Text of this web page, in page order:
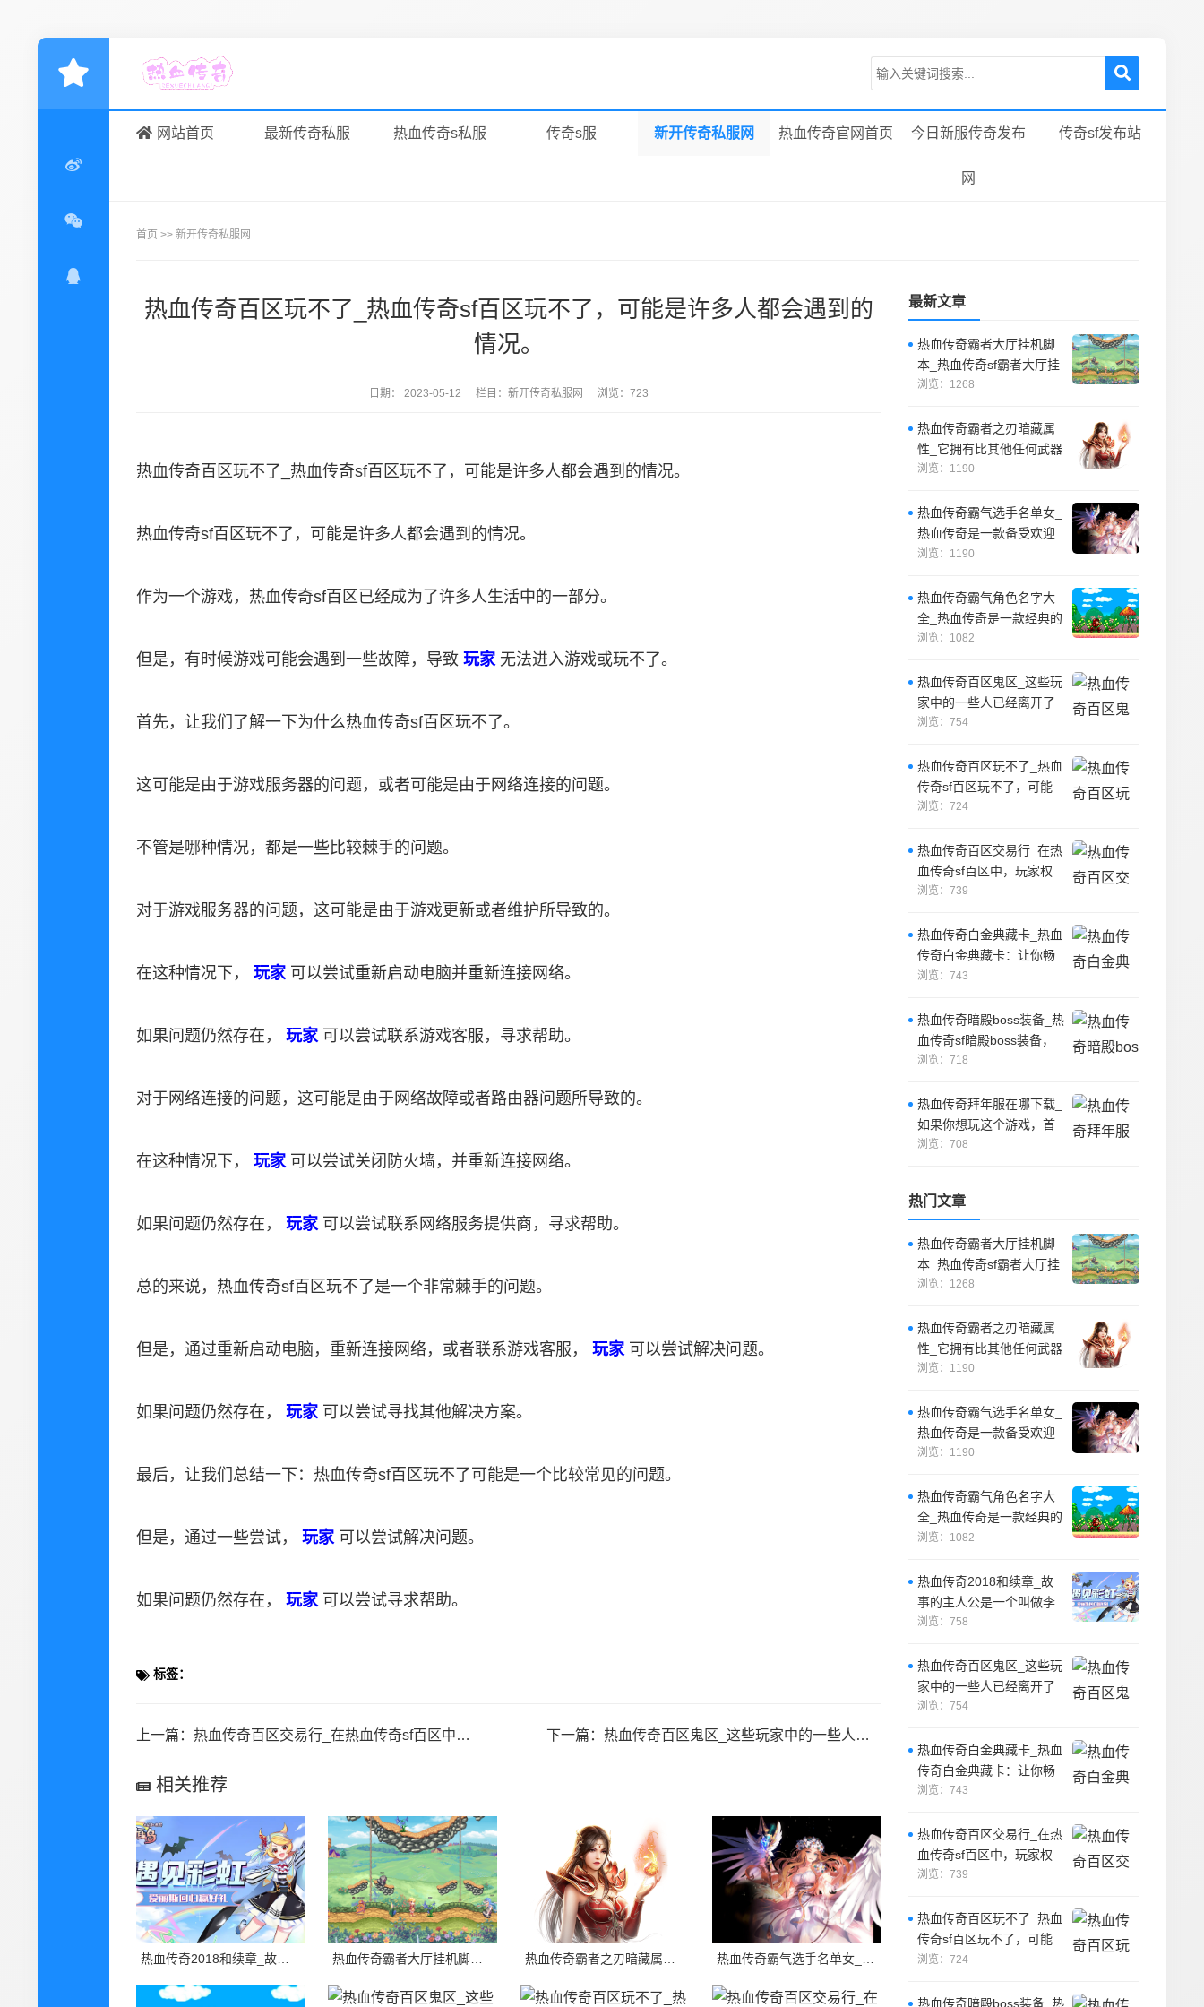
网站首页 最新传奇私服 热血传奇s私服 传奇s服 新开传奇私服网 热血传奇官网首页 今日新服传奇发布
网
传奇sf发布站
首页 >> 新开传奇私服网
热血传奇百区玩不了_热血传奇sf百区玩不了，可能是许多人都会遇到的
情况。
日期：2023-05-12 栏目：新开传奇私服网 浏览：723
热血传奇百区玩不了_热血传奇sf百区玩不了，可能是许多人都会遇到的情况。
热血传奇sf百区玩不了，可能是许多人都会遇到的情况。
作为一个游戏，热血传奇sf百区已经成为了许多人生活中的一部分。
但是，有时候游戏可能会遇到一些故障，导致 玩家 无法进入游戏或玩不了。
首先，让我们了解一下为什么热血传奇sf百区玩不了。
这可能是由于游戏服务器的问题，或者可能是由于网络连接的问题。
不管是哪种情况，都是一些比较棘手的问题。
对于游戏服务器的问题，这可能是由于游戏更新或者维护所导致的。
在这种情况下， 玩家 可以尝试重新启动电脑并重新连接网络。
如果问题仍然存在， 玩家 可以尝试联系游戏客服，寻求帮助。
对于网络连接的问题，这可能是由于网络故障或者路由器问题所导致的。
在这种情况下， 玩家 可以尝试关闭防火墙，并重新连接网络。
如果问题仍然存在， 玩家 可以尝试联系网络服务提供商，寻求帮助。
总的来说，热血传奇sf百区玩不了是一个非常棘手的问题。
但是，通过重新启动电脑，重新连接网络，或者联系游戏客服， 玩家 可以尝试解决问题。
如果问题仍然存在， 玩家 可以尝试寻找其他解决方案。
最后，让我们总结一下：热血传奇sf百区玩不了可能是一个比较常见的问题。
但是，通过一些尝试， 玩家 可以尝试解决问题。
如果问题仍然存在， 玩家 可以尝试寻求帮助。
标签：
上一篇： 热血传奇百区交易行_在热血传奇sf百区中，玩家权益需要得到充分保护。 下一篇： 热血传奇百区鬼区_这些玩家中的一些人已经离开了游戏，去寻找新的挑战和机会。
相关推荐
最新文章
热血传奇霸者大厅挂机脚
本_热血传奇sf霸者大厅挂
机脚本是一种自动战斗脚
浏览：1268
热血传奇霸者之刃暗藏属
性_它拥有比其他任何武器
更高的攻击力，初始重量
浏览：1190
热血传奇霸气选手名单女_
热血传奇是一款备受欢迎
的游戏，游戏中有许多优
浏览：1190
热血传奇霸气角色名字大
全_热血传奇是一款经典的
网络游戏，游戏中有许多
浏览：1082
热血传奇百区鬼区_这些玩
家中的一些人已经离开了
游戏，去寻找新的挑战和
浏览：754
热血传奇百区玩不了_热血
传奇sf百区玩不了，可能
是许多人都会遇到的情
浏览：724
热血传奇百区交易行_在热
血传奇sf百区中，玩家权
益需要得到充分保护。
浏览：739
热血传奇白金典藏卡_热血
传奇白金典藏卡：让你畅
玩传奇世界！
浏览：743
热血传奇暗殿boss装备_热
血传奇sf暗殿boss装备，
是游戏中非常令人期待的
浏览：718
热血传奇拜年服在哪下载_
如果你想玩这个游戏，首
先需要找到一个好的网站
浏览：708
热门文章
热血传奇霸者大厅挂机脚
本_热血传奇sf霸者大厅挂
机脚本是一种自动战斗脚
浏览：1268
热血传奇霸者之刃暗藏属
性_它拥有比其他任何武器
更高的攻击力，初始重量
浏览：1190
热血传奇霸气选手名单女_
热血传奇是一款备受欢迎
的游戏，游戏中有许多优
浏览：1190
热血传奇霸气角色名字大
全_热血传奇是一款经典的
网络游戏，游戏中有许多
浏览：1082
热血传奇2018和续章_故
事的主人公是一个叫做李
宇的年轻战士，他从小就
浏览：758
热血传奇百区鬼区_这些玩
家中的一些人已经离开了
游戏，去寻找新的挑战和
浏览：754
热血传奇白金典藏卡_热血
传奇白金典藏卡：让你畅
玩传奇世界！
浏览：743
热血传奇百区交易行_在热
血传奇sf百区中，玩家权
益需要得到充分保护。
浏览：739
热血传奇百区玩不了_热血
传奇sf百区玩不了，可能
是许多人都会遇到的情
浏览：724
热血传奇暗殿boss装备_热